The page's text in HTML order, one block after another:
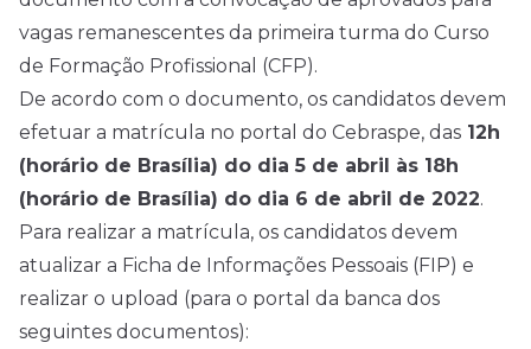
vagas remanescentes da primeira turma do Curso
de Formação Profissional (CFP).
De acordo com o documento, os candidatos devem
efetuar a matrícula no portal do Cebraspe, das 12h
(horário de Brasília) do dia 5 de abril às 18h
(horário de Brasília) do dia 6 de abril de 2022.
Para realizar a matrícula, os candidatos devem
atualizar a Ficha de Informações Pessoais (FIP) e
realizar o upload (para o portal da banca dos
seguintes documentos):